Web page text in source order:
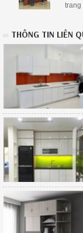
THÔNG TIN LIÊN